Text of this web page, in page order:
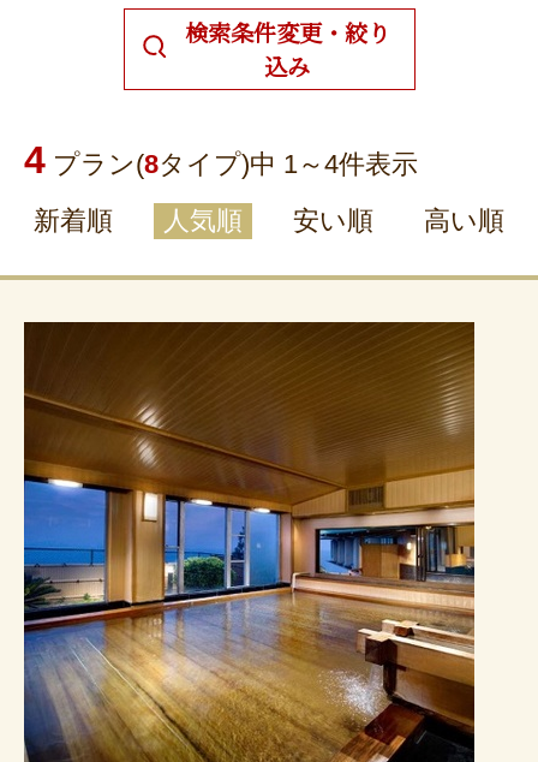
検索条件変更・絞り
込み
4 プラン(8タイプ)中 1～4件表示
新着順
人気順 安い順 高い順